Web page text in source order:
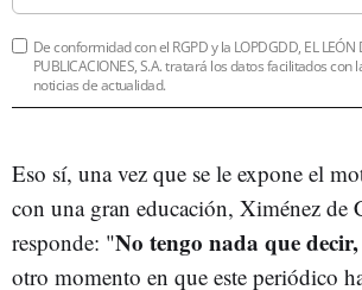
De conformidad con el RGPD y la LOPDGDD, EL LEÓN
PUBLICACIONES, S.A. tratará los datos facilitados
noticias de actualidad.
Eso sí, una vez que se le expone el
con una gran educación, Ximénez de
responde: "No tengo nada que
otro momento en que este periódico